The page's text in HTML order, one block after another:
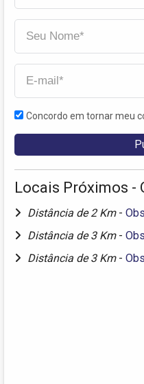
Concordo em tornar meu
Locais Próximos -
Distância de 2 Km -
Distância de 3 Km -
Distância de 3 Km -